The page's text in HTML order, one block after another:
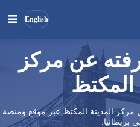
English
بحث
عن مركز
المكتظ
مركز المدينة المكتظ عبر موقع ومنصة
بريطانيا.